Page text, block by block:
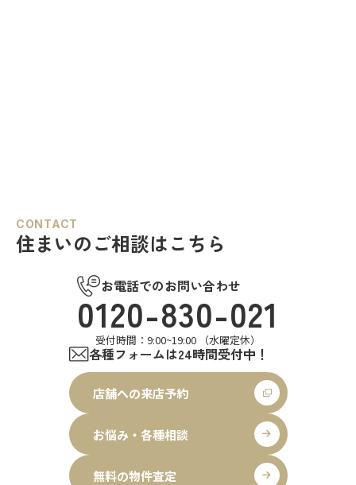
CONTACT
住まいのご相談はこちら
お電話でのお問い合わせ
0120-830-021
受付時間：9:00~19:00 （水曜定休）
各種フォームは24時間受付中！
店舗への来店予約
お悩み・各種相談
無料の物件査定